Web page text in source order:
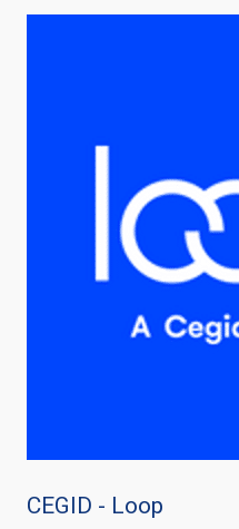
CEGID - Loop